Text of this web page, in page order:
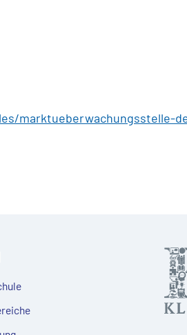
marktueberwachungsstelle-